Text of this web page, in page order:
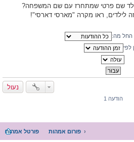
לילד שם פרטי שמתחרז עם שם המשפחה?
לילדים, ראו מקרה "מארסי דארסי"!
החל מה:
לפי
נעול
הודעה 1
פורטל אמהות פורום אמהות